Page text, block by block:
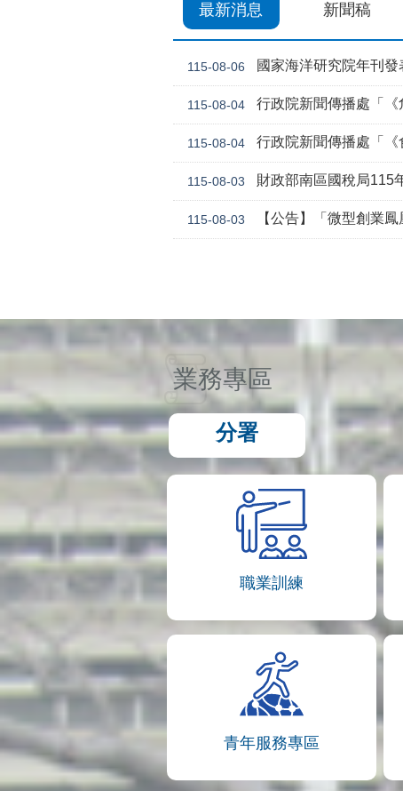
最新消息 新聞稿
115-08-06 國家海洋研究院年刊
115-08-04 行政院新聞傳播處「《危老條
115-08-04 行政院新聞傳播處「《
115-08-03 財政部南區國稅局115
115-08-03 【公告】「微型創業鳳凰貸款要點 」，業
業務專區
分署
職業訓練
青年服務專區